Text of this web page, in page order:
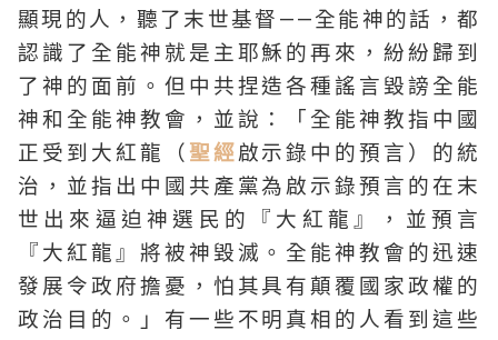
顯現的人，聽了末世基督——全能神的話，都
認識了全能神就是主耶穌的再來，紛紛歸到
了神的面前。但中共捏造各種謠言毀謗全能
神和全能神教會，並說：「全能神教指中國
正受到大紅龍（ 聖經啟示錄中的預言）的統
治，並指出中國共產黨為啟示錄預言的在末
世出來逼迫神選民的『大紅龍』，並預言
『大紅龍』將被神毀滅。全能神教會的迅速
發展令政府擔憂，怕其具有顛覆國家政權的
政治目的。」有一些不明真相的人看到這些